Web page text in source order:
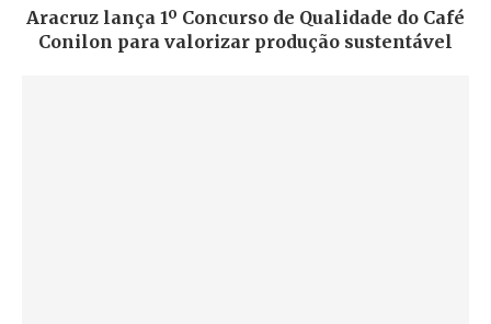
Aracruz lança 1º Concurso de Qualidade do Café
Conilon para valorizar produção sustentável